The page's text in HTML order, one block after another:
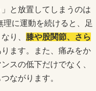
と放置してしまうのは
に運動を続けると、足
り、 膝や股関節、さら
ります。また、痛みをか
スの低下だけでなく、
ながります。